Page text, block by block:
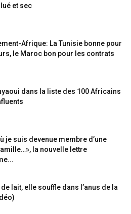
et sec
Afrique: La Tunisie bonne pour
le Maroc bon pour les contrats
dans la liste des 100 Africains
je suis devenue membre d’une
la nouvelle lettre
lait, elle souffle dans l’anus de la